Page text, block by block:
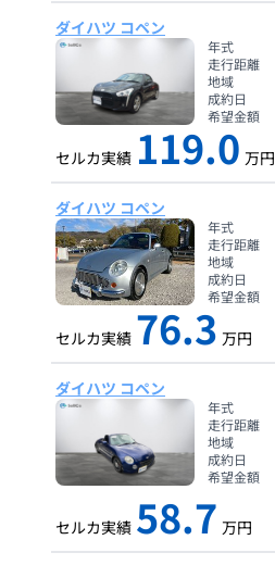
ダイハツ コペン
年式
走行距離
地域
成約日
希望金額
セルカ実績 119.0 万円
ダイハツ コペン
年式
走行距離
地域
成約日
希望金額
セルカ実績 76.3 万円
ダイハツ コペン
年式
走行距離
地域
成約日
希望金額
セルカ実績 58.7 万円